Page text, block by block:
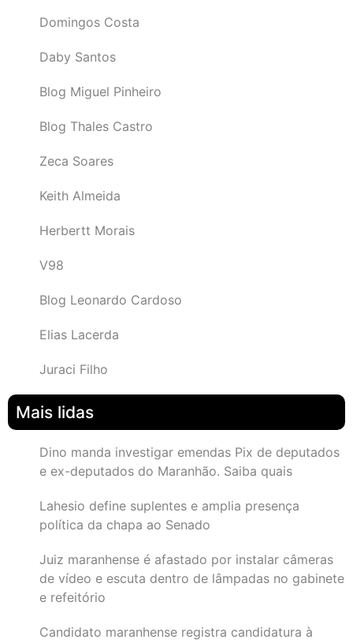
Domingos Costa
Daby Santos
Blog Miguel Pinheiro
Blog Thales Castro
Zeca Soares
Keith Almeida
Herbertt Morais
V98
Blog Leonardo Cardoso
Elias Lacerda
Juraci Filho
Mais lidas
Dino manda investigar emendas Pix de deputados
e ex-deputados do Maranhão. Saiba quais
Lahesio define suplentes e amplia presença
política da chapa ao Senado
Juiz maranhense é afastado por instalar câmeras
de vídeo e escuta dentro de lâmpadas no gabinete
e refeitório
Candidato maranhense registra candidatura à